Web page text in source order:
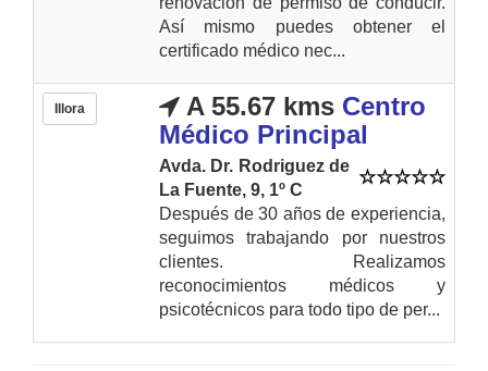
Así mismo puedes obtener el
certificado médico nec...
Illora A 55.67 kms Centro
Médico Principal
Avda. Dr. Rodriguez de
La Fuente, 9, 1º C
Después de 30 años de experiencia,
seguimos trabajando por nuestros
clientes. Realizamos
reconocimientos médicos y
psicotécnicos para todo tipo de per...